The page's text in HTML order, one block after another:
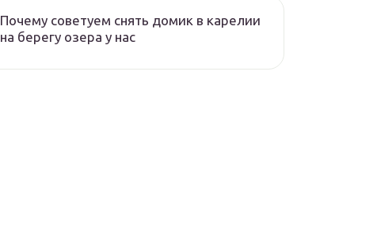
Почему советуем снять домик в карелии
на берегу озера у нас